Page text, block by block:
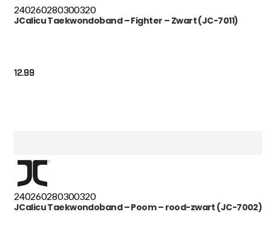
240260280300320
JCalicu Taekwondoband – Fighter – Zwart (JC-7011)
12.99
240260280300320
JCalicu Taekwondoband – Poom – rood-zwart (JC-7002)